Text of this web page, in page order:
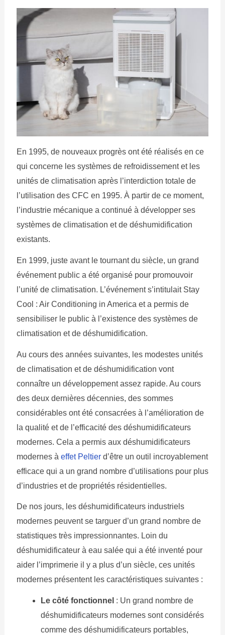
En 1995, de nouveaux progrès ont été réalisés en ce
qui concerne les systèmes de refroidissement et les
unités de climatisation après l’interdiction totale de
l’utilisation des CFC en 1995. À partir de ce moment,
l’industrie mécanique a continué à développer ses
systèmes de climatisation et de déshumidification
existants.
En 1999, juste avant le tournant du siècle, un grand
événement public a été organisé pour promouvoir
l’unité de climatisation. L’événement s’intitulait Stay
Cool : Air Conditioning in America et a permis de
sensibiliser le public à l’existence des systèmes de
climatisation et de déshumidification.
Au cours des années suivantes, les modestes unités
de climatisation et de déshumidification vont
connaître un développement assez rapide. Au cours
des deux dernières décennies, des sommes
considérables ont été consacrées à l’amélioration de
la qualité et de l’efficacité des déshumidificateurs
modernes. Cela a permis aux déshumidificateurs
modernes à effet Peltierd’être un outil incroyablement
efficace qui a un grand nombre d’utilisations pour plus
d’industries et de propriétés résidentielles.
De nos jours, les déshumidificateurs industriels
modernes peuvent se targuer d’un grand nombre de
statistiques très impressionnantes. Loin du
déshumidificateur à eau salée qui a été inventé pour
aider l’imprimerie il y a plus d’un siècle, ces unités
modernes présentent les caractéristiques suivantes :
Le côté fonctionnel : Un grand nombre de
déshumidificateurs modernes sont considérés
comme des déshumidificateurs portables,